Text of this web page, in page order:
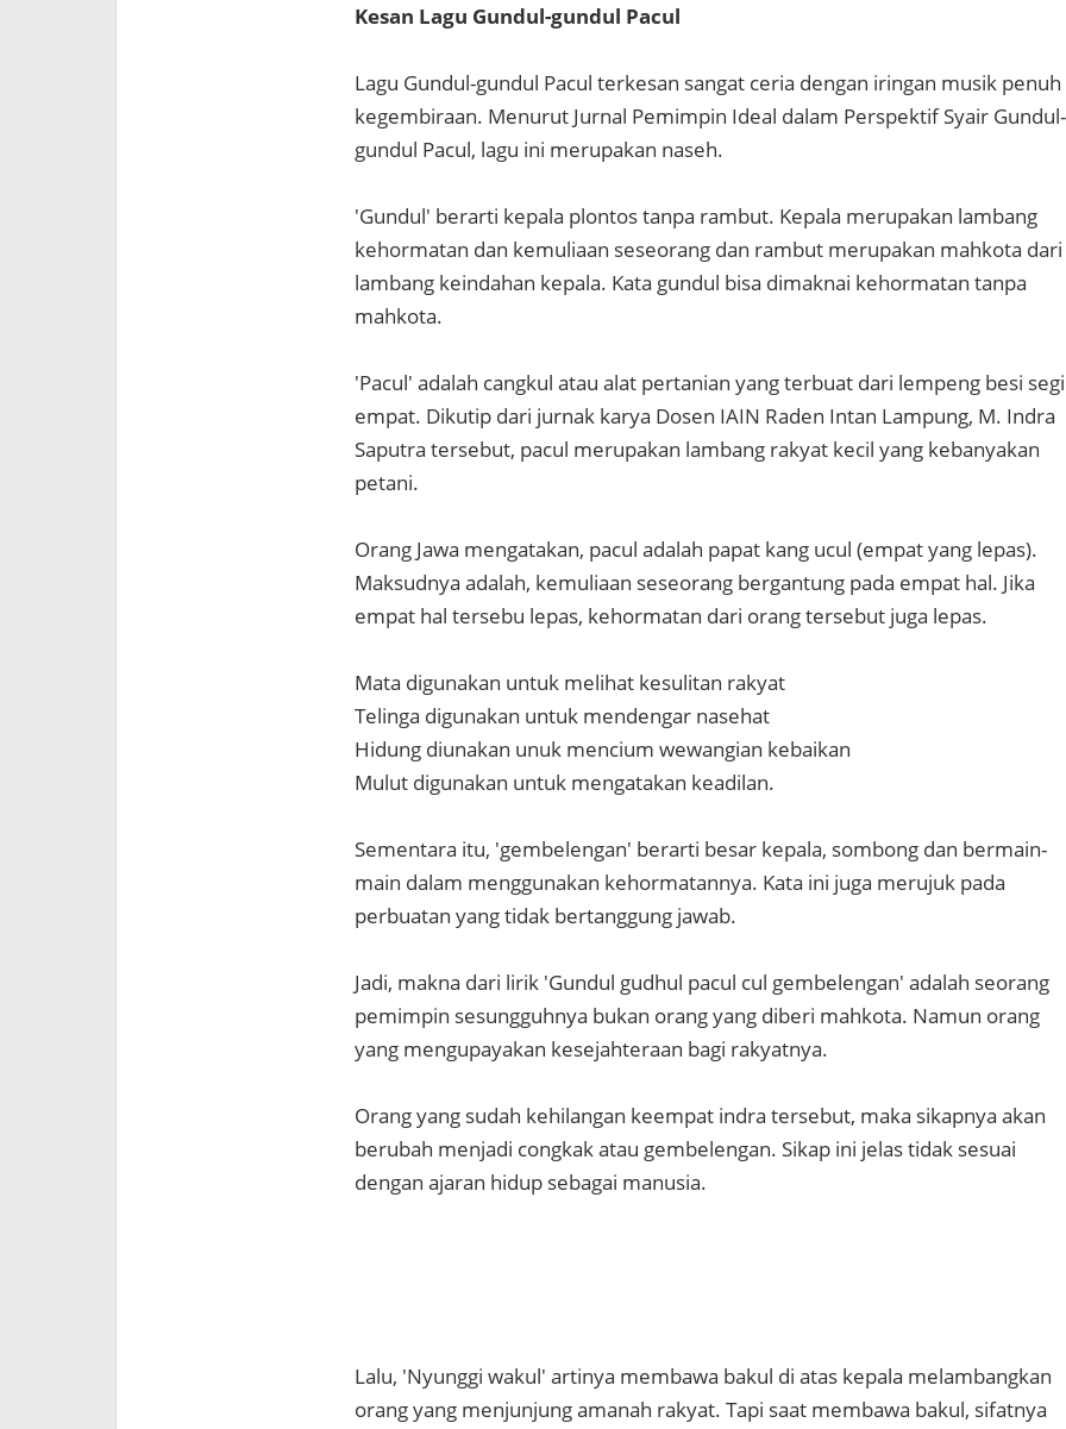
Kesan Lagu Gundul-gundul Pacul
Lagu Gundul-gundul Pacul terkesan sangat ceria dengan iringan musik penuh
kegembiraan. Menurut Jurnal Pemimpin Ideal dalam Perspektif Syair Gundul-
gundul Pacul, lagu ini merupakan naseh.
'Gundul' berarti kepala plontos tanpa rambut. Kepala merupakan lambang
kehormatan dan kemuliaan seseorang dan rambut merupakan mahkota dari
lambang keindahan kepala. Kata gundul bisa dimaknai kehormatan tanpa
mahkota.
'Pacul' adalah cangkul atau alat pertanian yang terbuat dari lempeng besi segi
empat. Dikutip dari jurnak karya Dosen IAIN Raden Intan Lampung, M. Indra
Saputra tersebut, pacul merupakan lambang rakyat kecil yang kebanyakan
petani.
Orang Jawa mengatakan, pacul adalah papat kang ucul (empat yang lepas).
Maksudnya adalah, kemuliaan seseorang bergantung pada empat hal. Jika
empat hal tersebu lepas, kehormatan dari orang tersebut juga lepas.
Mata digunakan untuk melihat kesulitan rakyat
Telinga digunakan untuk mendengar nasehat
Hidung diunakan unuk mencium wewangian kebaikan
Mulut digunakan untuk mengatakan keadilan.
Sementara itu, 'gembelengan' berarti besar kepala, sombong dan bermain-
main dalam menggunakan kehormatannya. Kata ini juga merujuk pada
perbuatan yang tidak bertanggung jawab.
Jadi, makna dari lirik 'Gundul gudhul pacul cul gembelengan' adalah seorang
pemimpin sesungguhnya bukan orang yang diberi mahkota. Namun orang
yang mengupayakan kesejahteraan bagi rakyatnya.
Orang yang sudah kehilangan keempat indra tersebut, maka sikapnya akan
berubah menjadi congkak atau gembelengan. Sikap ini jelas tidak sesuai
dengan ajaran hidup sebagai manusia.
Lalu, 'Nyunggi wakul' artinya membawa bakul di atas kepala melambangkan
orang yang menjunjung amanah rakyat. Tapi saat membawa bakul, sifatnya